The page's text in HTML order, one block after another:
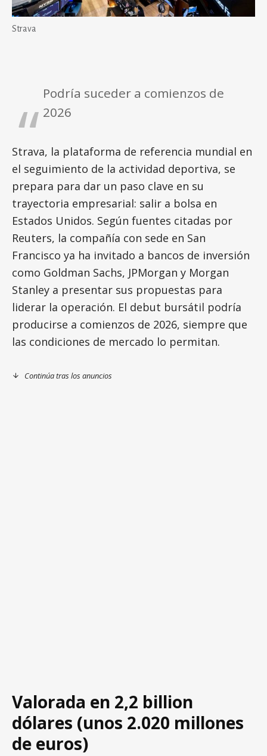
Strava
Podría suceder a comienzos de
2026
Strava, la plataforma de referencia mundial en
el seguimiento de la actividad deportiva, se
prepara para dar un paso clave en su
trayectoria empresarial: salir a bolsa en
Estados Unidos. Según fuentes citadas por
Reuters, la compañía con sede en San
Francisco ya ha invitado a bancos de inversión
como Goldman Sachs, JPMorgan y Morgan
Stanley a presentar sus propuestas para
liderar la operación. El debut bursátil podría
producirse a comienzos de 2026, siempre que
las condiciones de mercado lo permitan.
Continúa tras los anuncios
Valorada en 2,2 billion
dólares (unos 2.020 millones
de euros)